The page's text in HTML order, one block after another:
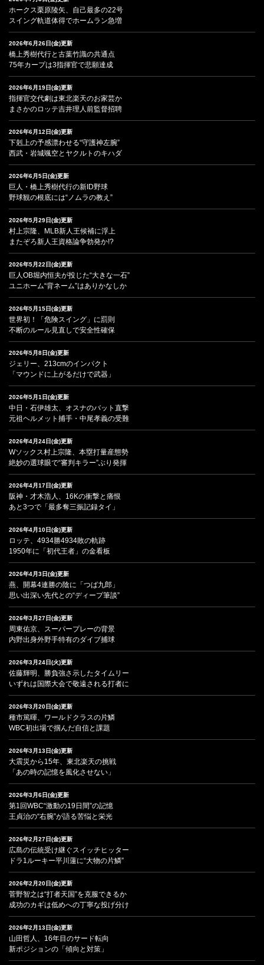
ホークス栗原陵矢、自己最多の22号
スイング軌道体得でホームラン急増
2026年6月26日(金)更新
橋上秀樹代行と古葉竹識の共通点
75年カープは3指揮官で悲願達成
2026年6月19日(金)更新
指揮官交代劇は東北楽天のお家芸か
まさかのロッテ吉井理人前監督招聘
2026年6月12日(金)更新
下剋上の予感漂わせる“守護神左腕”
西武・岩城颯空とヤクルトのキハダ
2026年6月5日(金)更新
巨人・橋上秀樹代行の新ID野球
野球観の根底には“ノムラの教え”
2026年5月29日(金)更新
村上宗隆、MLB新人王候補に浮上
またぞろ新人王資格論争勃発か!?
2026年5月22日(金)更新
巨人OB堀内恒夫が投じた“大きな一石”
ユニホーム“背ネーム”はありかなしか
2026年5月15日(金)更新
世界初！「危険スイング」に罰則
不断のルール見直しで安全性確保
2026年5月8日(金)更新
ジェリー、213cmのインパクト
「マウンドに上がるだけで武器」
2026年5月1日(金)更新
中日・石伊雄太、オスナのバット直撃
元祖ヘルメット捕手・中尾孝義の受難
2026年4月24日(金)更新
Wソックス村上宗隆、本塁打量産態勢
絶妙の選球眼で“審判キラー”ぶり発揮
2026年4月17日(金)更新
阪神・才木浩人、16Kの衝撃と痛恨
あと3つで「最多奪三振記録タイ」
2026年4月10日(金)更新
ロッテ、4934勝4934敗の軌跡
1950年に「初代王者」の金看板
2026年4月3日(金)更新
燕、開幕4連勝の陰に「つば九郎」
思い出深い先代との“ディープ筆談”
2026年3月27日(金)更新
周東佑京、スーパープレーの背景
内野出身外野手特有のダイブ捕球
2026年3月24日(火)更新
佐藤輝明、勝負強さ示したタイムリー
いずれは国際大会で敬遠される打者に
2026年3月20日(金)更新
種市篤暉、ワールドクラスの片鱗
WBC初出場で掴んだ自信と課題
2026年3月13日(金)更新
大震災から15年、東北楽天の挑戦
「あの時の記憶を風化させない」
2026年3月6日(金)更新
第1回WBC“激動の19日間”の記憶
王貞治の“右腕”が語る苦悩と栄光
2026年2月27日(金)更新
広島の伝統受け継ぐスイッチヒッター
ドラ1ルーキー平川蓮に“大物の片鱗”
2026年2月20日(金)更新
菅野智之は“打者天国”を克服できるか
成功のカギは低めへの丁寧な投げ分け
2026年2月13日(金)更新
山田哲人、16年目のサード転向
新ポジションの「傾向と対策」